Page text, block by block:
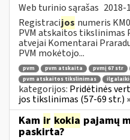
Web turinio sąrašas 2018-
Registracijos numeris
PVM atskaitos tikslinimas
atvejai Komentarai
PVM mokėtojo...
pvm pvm atskaita pvmį 67 str
pvm atskaitos tikslinimas
kategorijos: Pridėtinės
jos tikslinimas (57-69 str.)
Kam ir kokia pajamų
paskirta?